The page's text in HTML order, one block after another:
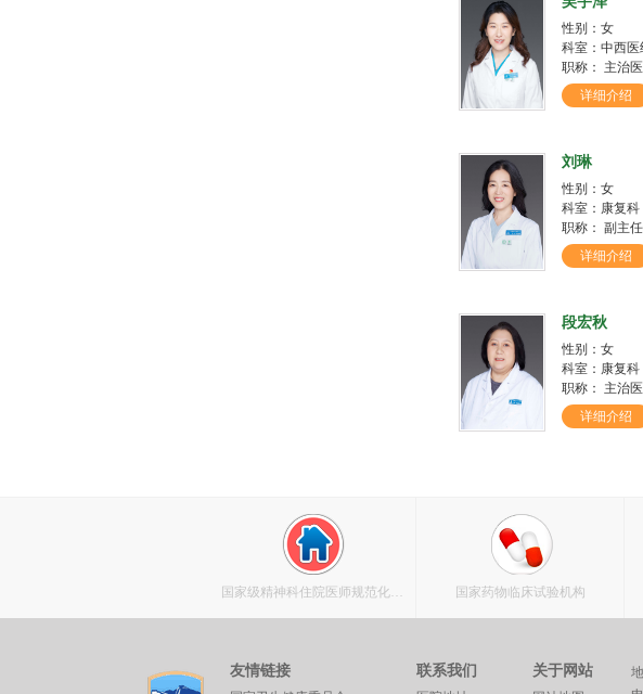
性别：女
科室：中西医
职称： 主治
详细介绍
刘琳
性别：女
科室：康复科
职称： 副主
详细介绍
段宏秋
性别：女
科室：康复科
职称： 主治
详细介绍
国家级精神科住院医师规范化培
国家药物临床试验机构
友情链接 联系我们 关于网站